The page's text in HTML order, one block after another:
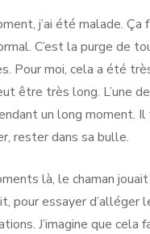
j’ai été malade. Ça
C’est la purge de
Pour moi, cela a été
être très long. L’une
un long moment. Il
rester dans sa bulle.
là, le chaman
pour essayer d’alléger
J’imagine que cela